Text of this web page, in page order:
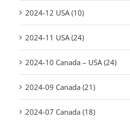
2024-12 USA (10)
2024-11 USA (24)
2024-10 Canada – USA (24)
2024-09 Canada (21)
2024-07 Canada (18)